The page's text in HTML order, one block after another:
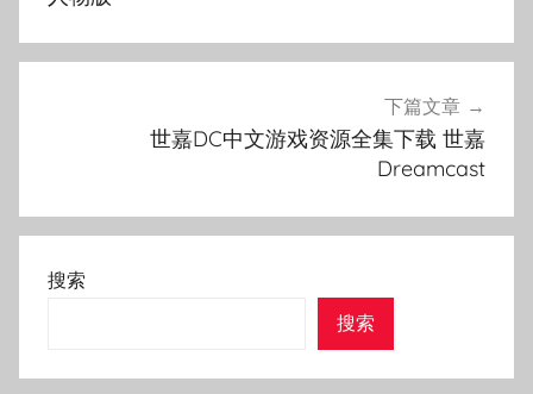
航
下篇文章
世嘉DC中文游戏资源全集下载 世嘉
Dreamcast
搜索
搜索